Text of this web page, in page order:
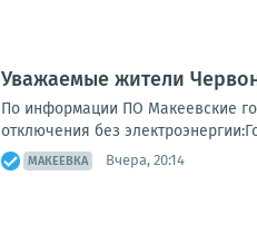
Уважаемые жители
По информации ПО Макеевские
отключения без
МАКЕЕВКА Вчера, 20:14